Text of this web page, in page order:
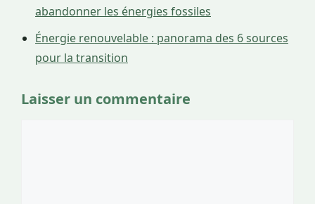
abandonner les énergies fossiles
Énergie renouvelable : panorama des 6 sources
pour la transition
Laisser un commentaire